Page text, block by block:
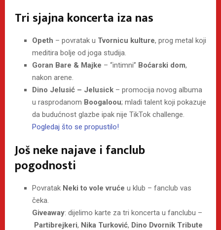
Tri sjajna koncerta iza nas
Opeth – povratak u Tvornicu kulture, prog metal koji
meditira bolje od joga studija.
Goran Bare & Majke – “intimni” Boćarski dom,
nakon arene.
Dino Jelusić – Jelusick – promocija novog albuma
u rasprodanom Boogaloou; mladi talent koji pokazuje
da budućnost glazbe ipak nije TikTok challenge.
Pogledaj što se propustilo!
Još neke najave i fanclub
pogodnosti
Povratak Neki to vole vruće u klub – fanclub vas
čeka.
Giveaway: dijelimo karte za tri koncerta u fanclubu –
Partibrejkeri, Nika Turković, Dino Dvornik Tribute